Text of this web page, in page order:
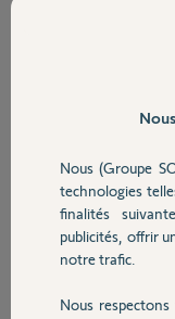
Sécurité
Domotique
Chauffage
Bonjour, j'ai déjà une
en installer une
de connecter les 2 sur
maison est équipée en
de votre réponse
Patrick A.
il y a presque 6 ans
Nous (Groupe
technologies
finalités
publicités, offrir
notre trafic.
Nous